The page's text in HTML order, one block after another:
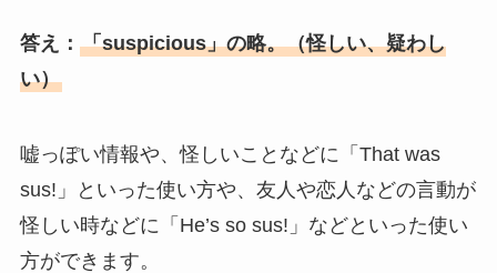
答え： 「suspicious」の略。（怪しい、疑わし
い）
嘘っぽい情報や、怪しいことなどに「That was
sus!」といった使い方や、友人や恋人などの言動が
怪しい時などに「He’s so sus!」などといった使い
方ができます。